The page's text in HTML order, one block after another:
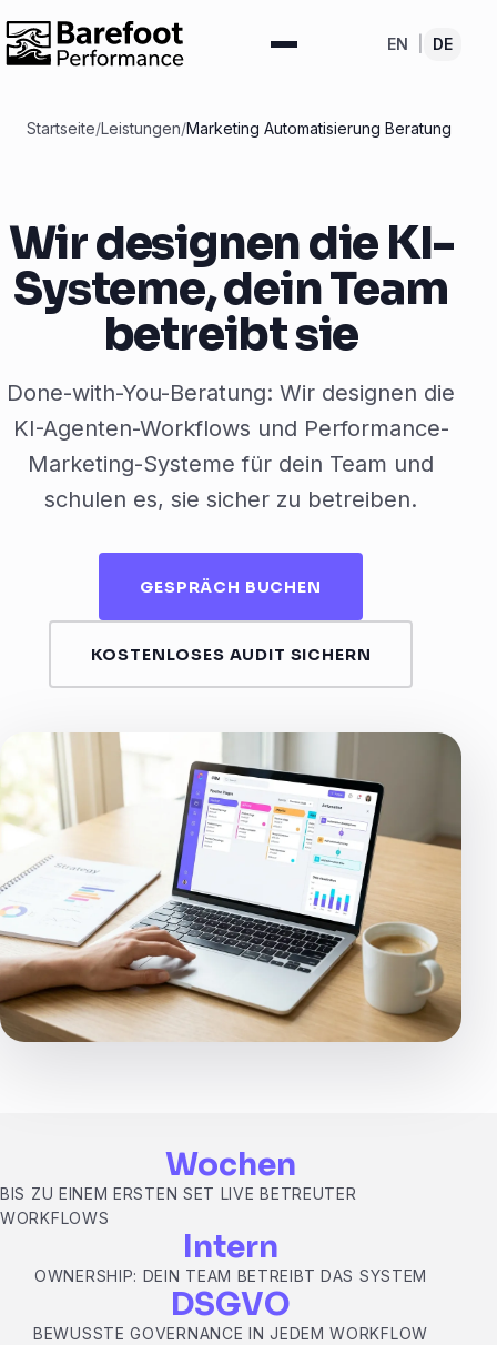
EN DE
Startseite/Leistungen/Marketing Automatisierung Beratung
Wir designen die KI-
Systeme, dein Team
betreibt sie
Done-with-You-Beratung: Wir designen die
KI-Agenten-Workflows und Performance-
Marketing-Systeme für dein Team und
schulen es, sie sicher zu betreiben.
GESPRÄCH BUCHEN
KOSTENLOSES AUDIT SICHERN
Wochen
BIS ZU EINEM ERSTEN SET LIVE BETREUTER
WORKFLOWS
Intern
OWNERSHIP: DEIN TEAM BETREIBT DAS SYSTEM
DSGVO
BEWUSSTE GOVERNANCE IN JEDEM WORKFLOW